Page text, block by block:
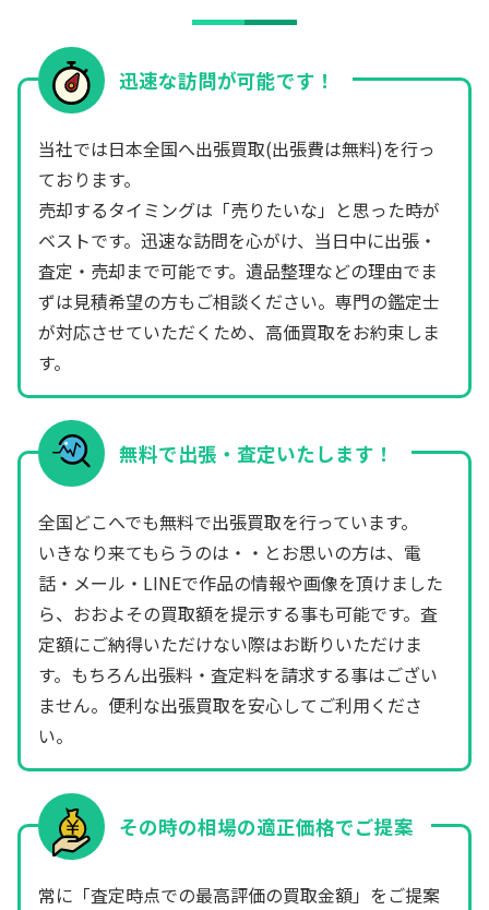
迅速な訪問が可能です！
当社では日本全国へ出張買取(出張費は無料)を行っ
ております。
売却するタイミングは「売りたいな」と思った時が
ベストです。迅速な訪問を心がけ、当日中に出張・
査定・売却まで可能です。遺品整理などの理由でま
ずは見積希望の方もご相談ください。専門の鑑定士
が対応させていただくため、高価買取をお約束しま
す。
無料で出張・査定いたします！
全国どこへでも無料で出張買取を行っています。
いきなり来てもらうのは・・とお思いの方は、電
話・メール・LINEで作品の情報や画像を頂けました
ら、おおよその買取額を提示する事も可能です。査
定額にご納得いただけない際はお断りいただけま
す。もちろん出張料・査定料を請求する事はござい
ません。便利な出張買取を安心してご利用くださ
い。
その時の相場の適正価格でご提案
常に「査定時点での最高評価の買取金額」をご提案